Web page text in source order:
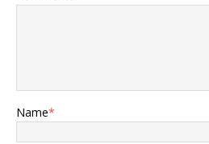
Name*